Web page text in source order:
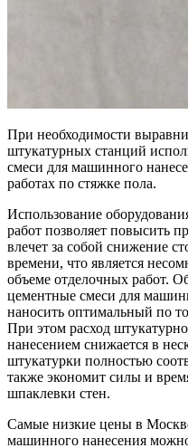
При необходимости
штукатурных станций
смеси для машинного
работах по стяжке пола.
Использование
работ позволяет повысить
влечет за собой снижение
времени, что является
объеме отделочных работ.
цементные смеси для
наносить оптимальный по
При этом расход
нанесением снижается в
штукатурки полностью
также экономит силы и
шпаклевки стен.
Самые низкие цены в
машинного нанесения